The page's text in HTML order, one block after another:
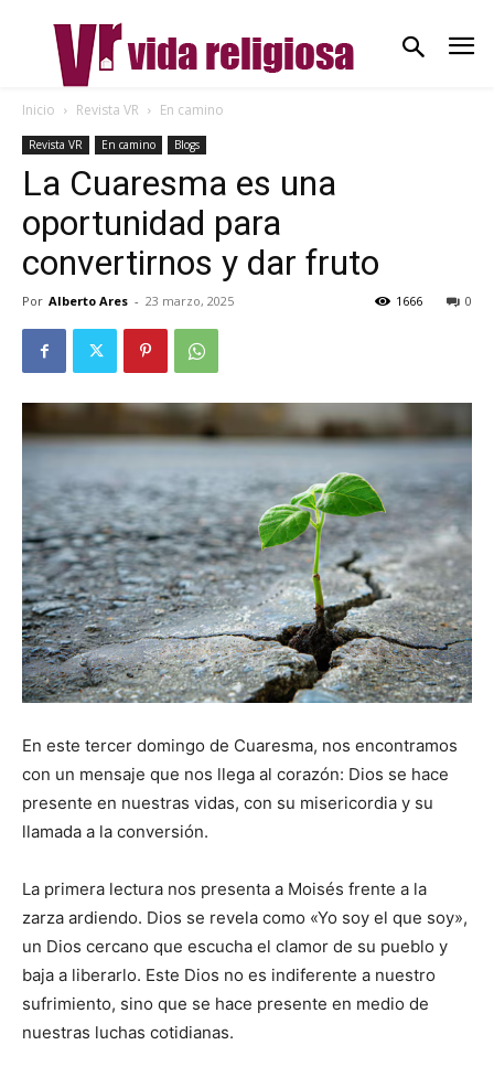
Inicio Revista VR En camino
Revista VR En camino Blogs
La Cuaresma es una
oportunidad para
convertirnos y dar fruto
Por Alberto Ares - 23 marzo, 2025 0
1666
En este tercer domingo de Cuaresma, nos encontramos
con un mensaje que nos llega al corazón: Dios se hace
presente en nuestras vidas, con su misericordia y su
llamada a la conversión.
La primera lectura nos presenta a Moisés frente a la
zarza ardiendo. Dios se revela como «Yo soy el que soy»,
un Dios cercano que escucha el clamor de su pueblo y
baja a liberarlo. Este Dios no es indiferente a nuestro
sufrimiento, sino que se hace presente en medio de
nuestras luchas cotidianas.